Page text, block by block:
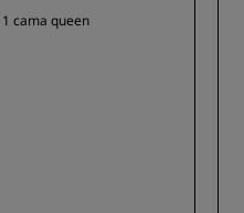
1 cama queen